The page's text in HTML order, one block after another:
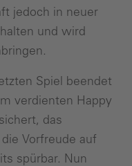
jedoch in neuer
und wird
Spiel beendet
verdienten Happy
das
Vorfreude auf
spürbar. Nun